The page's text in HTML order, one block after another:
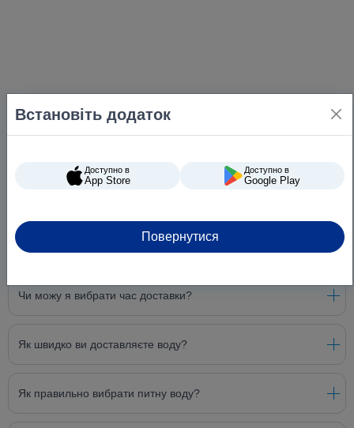
Питання та відповіді
Чи можу я вибрати час доставки?
Як швидко ви доставляєте воду?
Як правильно вибрати питну воду?
Встановіть додаток
Доступно в
App Store
Доступно в
Google Play
Повернутися